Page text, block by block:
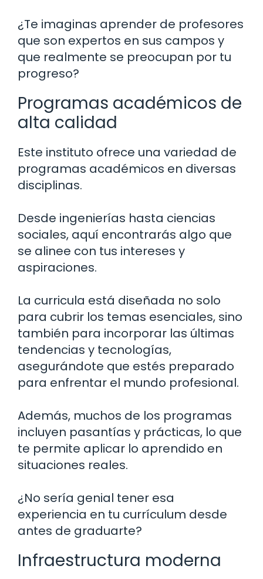
¿Te imaginas aprender de profesores
que son expertos en sus campos y
que realmente se preocupan por tu
progreso?
Programas académicos de
alta calidad
Este instituto ofrece una variedad de
programas académicos en diversas
disciplinas.
Desde ingenierías hasta ciencias
sociales, aquí encontrarás algo que
se alinee con tus intereses y
aspiraciones.
La curricula está diseñada no solo
para cubrir los temas esenciales, sino
también para incorporar las últimas
tendencias y tecnologías,
asegurándote que estés preparado
para enfrentar el mundo profesional.
Además, muchos de los programas
incluyen pasantías y prácticas, lo que
te permite aplicar lo aprendido en
situaciones reales.
¿No sería genial tener esa
experiencia en tu currículum desde
antes de graduarte?
Infraestructura moderna